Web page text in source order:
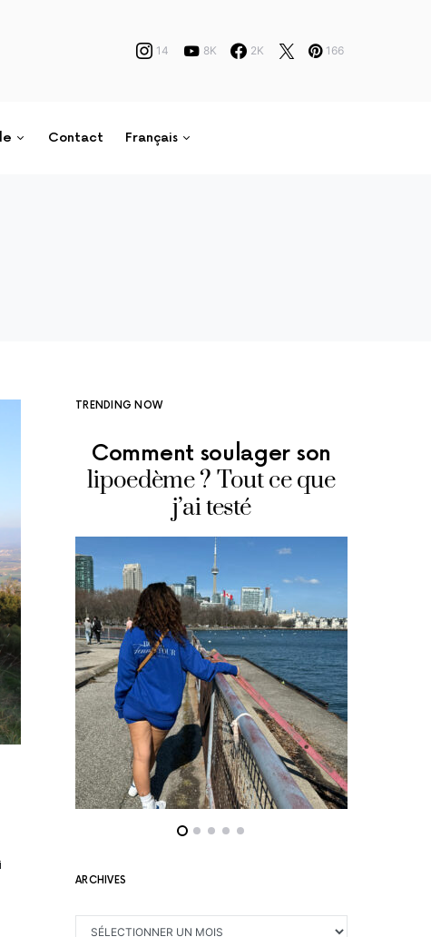
14 8K 2K 166
Contact Français
TRENDING NOW
Comment soulager son
lipoedème ? Tout ce que
j’ai testé
ARCHIVES
ARCHIVES